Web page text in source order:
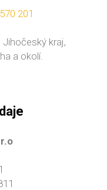
201
kraj,
a okolí.